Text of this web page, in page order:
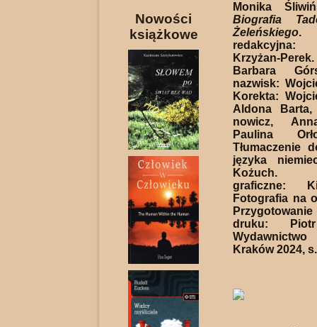
Nowości
książkowe
Monika
Biografia
Żeleńskiego.
Krzyżan-
Barbara
nazwisk:
Korekta:
Aldona
nowicz,
Paulina
Tłumaczenie
języka
Kożuch.
graficzne:
Fotografia na
druku: Piotr
Kraków 2024,